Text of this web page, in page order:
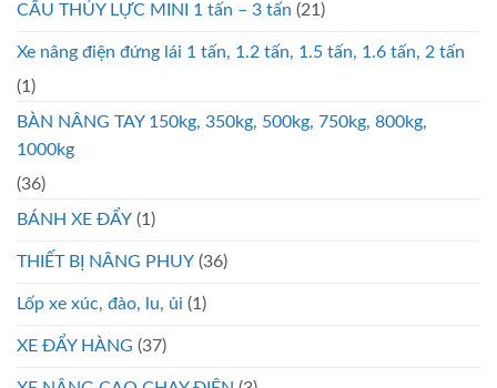
CẨU THỦY LỰC MINI 1 tấn – 3 tấn (21)
Xe nâng điện đứng lái 1 tấn, 1.2 tấn, 1.5 tấn, 1.6 tấn, 2 tấn
(1)
BÀN NÂNG TAY 150kg, 350kg, 500kg, 750kg, 800kg,
1000kg
(36)
BÁNH XE ĐẨY (1)
THIẾT BỊ NÂNG PHUY (36)
Lốp xe xúc, đào, lu, ủi (1)
XE ĐẨY HÀNG (37)